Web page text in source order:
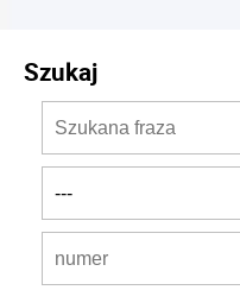
Szukaj